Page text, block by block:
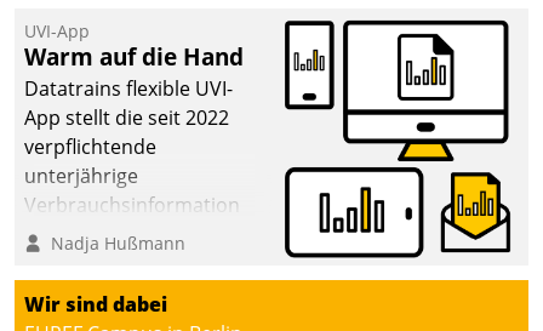
Quartier. Dazwischen
zeigte Datatrain, was es
Neues zu bieten hat.
UVI-App
Warm auf die Hand
Datatrains flexible UVI-
App stellt die seit 2022
verpflichtende
unterjährige
Verbrauchsinformation
schnell, zuverlässig und
Die monatlichen
Mitteilungen zum
Nadja Hußmann
Wir sind dabei